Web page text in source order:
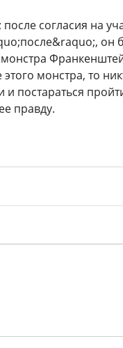
согласия на
он
монстра, то
постараться
правду.